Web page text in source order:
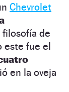
Chevrolet
filosofía de
este fue el
en la oveja